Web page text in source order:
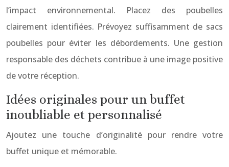
l’impact environnemental. Placez des poubelles
clairement identifiées. Prévoyez suffisamment de sacs
poubelles pour éviter les débordements. Une gestion
responsable des déchets contribue à une image positive
de votre réception.
Idées originales pour un buffet
inoubliable et personnalisé
Ajoutez une touche d’originalité pour rendre votre
buffet unique et mémorable.